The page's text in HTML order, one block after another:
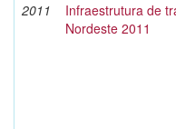
2011
Infraestrutura de
Nordeste 2011